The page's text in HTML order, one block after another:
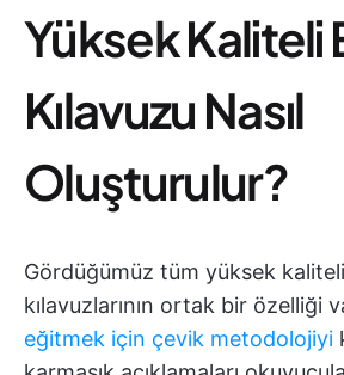
Yüksek Kaliteli
Kılavuzu Nasıl
Oluşturulur?
Gördüğümüz tüm yüksek
kılavuzlarının ortak bir özelliği
eğitmek için çevik metodolojiyi